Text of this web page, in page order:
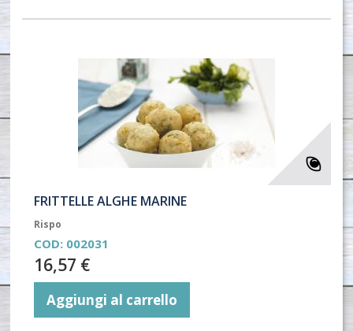
FRITTELLE ALGHE MARINE
Rispo
COD: 002031
16,57 €
Aggiungi al carrello